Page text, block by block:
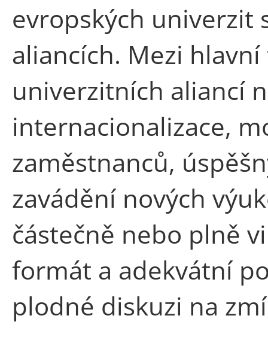
evropských univerzit
aliancích. Mezi
univerzitních aliancí
internacionalizace,
zaměstnanců,
zavádění nových
částečně nebo plně
formát a adekvátní
plodné diskuzi na